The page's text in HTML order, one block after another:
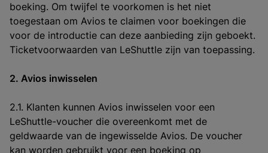
boeking. Om twijfel te voorkomen is het niet
toegestaan om Avios te claimen voor boekingen die
voor de introductie can deze aanbieding zijn geboekt.
Ticketvoorwaarden van LeShuttle zijn van toepassing.
2. Avios inwisselen
2.1. Klanten kunnen Avios inwisselen voor een
LeShuttle-voucher die overeenkomt met de
geldwaarde van de ingewisselde Avios. De voucher
kan worden gebruikt voor een boeking op